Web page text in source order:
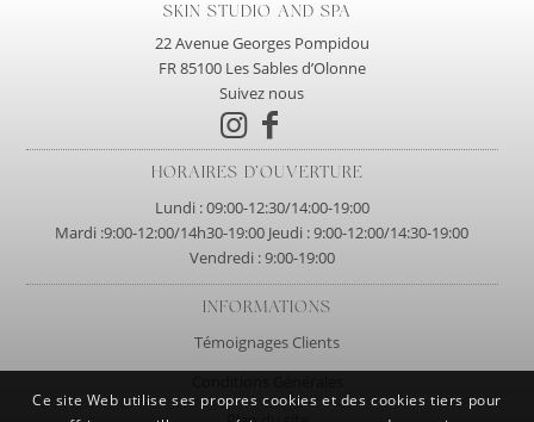
SKIN STUDIO AND SPA
22 Avenue Georges Pompidou
FR 85100 Les Sables d’Olonne
Suivez nous
HORAIRES D’OUVERTURE
Lundi : 09:00-12:30/14:00-19:00
Mardi :9:00-12:00/14h30-19:00 Jeudi : 9:00-12:00/14:30-19:00
Vendredi : 9:00-19:00
INFORMATIONS
Témoignages Clients
Ce site Web utilise ses propres cookies et des cookies tiers pour